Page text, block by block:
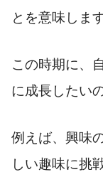
とを意味します
この時期に、
に成長したい
例えば、興味
しい趣味に挑